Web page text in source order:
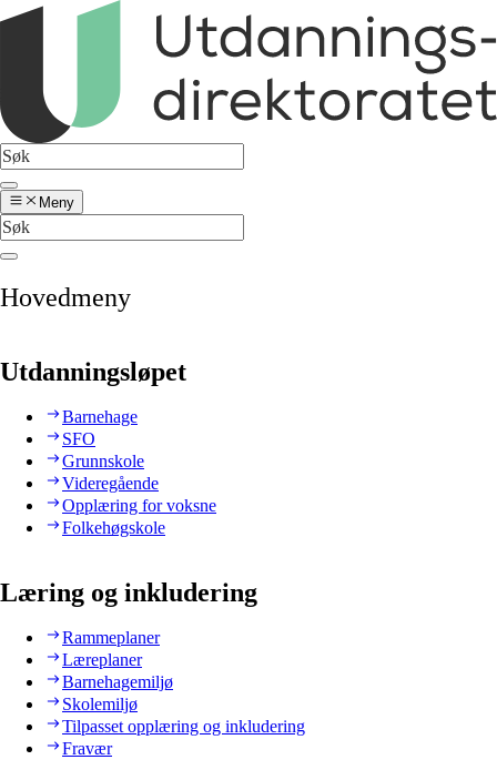
Meny
Hovedmeny
Utdanningsløpet
Barnehage
SFO
Grunnskole
Videregående
Opplæring for voksne
Folkehøgskole
Læring og inkludering
Rammeplaner
Læreplaner
Barnehagemiljø
Skolemiljø
Tilpasset opplæring og inkludering
Fravær